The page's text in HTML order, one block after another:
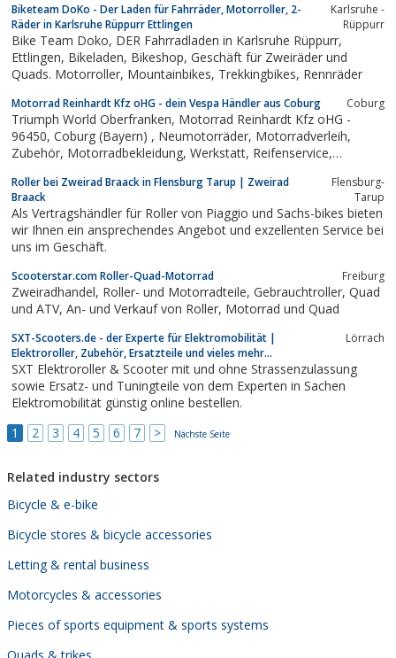
Biketeam DoKo - Der Laden für Fahrräder, Motorroller, 2-
Räder in Karlsruhe Rüppurr Ettlingen
Karlsruhe -
Rüppurr
Bike Team Doko, DER Fahrradladen in Karlsruhe Rüppurr,
Ettlingen, Bikeladen, Bikeshop, Geschäft für Zweiräder und
Quads. Motorroller, Mountainbikes, Trekkingbikes, Rennräder
Motorrad Reinhardt Kfz oHG - dein Vespa Händler aus Coburg Coburg
Triumph World Oberfranken, Motorrad Reinhardt Kfz oHG -
96450, Coburg (Bayern) , Neumotorräder, Motorradverleih,
Zubehör, Motorradbekleidung, Werkstatt, Reifenservice,
Moped-50ccm-Spezialist, Barankauf, Fahrwerkstuning, Oldtimer
Restaurierung,...
Roller bei Zweirad Braack in Flensburg Tarup | Zweirad
Braack
Flensburg-
Tarup
Als Vertragshändler für Roller von Piaggio und Sachs-bikes bieten
wir Ihnen ein ansprechendes Angebot und exzellenten Service bei
uns im Geschäft.
Scooterstar.com Roller-Quad-Motorrad Freiburg
Zweiradhandel, Roller- und Motorradteile, Gebrauchtroller, Quad
und ATV, An- und Verkauf von Roller, Motorrad und Quad
SXT-Scooters.de - der Experte für Elektromobilität |
Elektroroller, Zubehör, Ersatzteile und vieles mehr...
Lörrach
SXT Elektroroller & Scooter mit und ohne Strassenzulassung
sowie Ersatz- und Tuningteile von dem Experten in Sachen
Elektromobilität günstig online bestellen.
1
2 3 4 5 6 7 > Nächste Seite
Related industry sectors
Bicycle & e-bike
Bicycle stores & bicycle accessories
Letting & rental business
Motorcycles & accessories
Pieces of sports equipment & sports systems